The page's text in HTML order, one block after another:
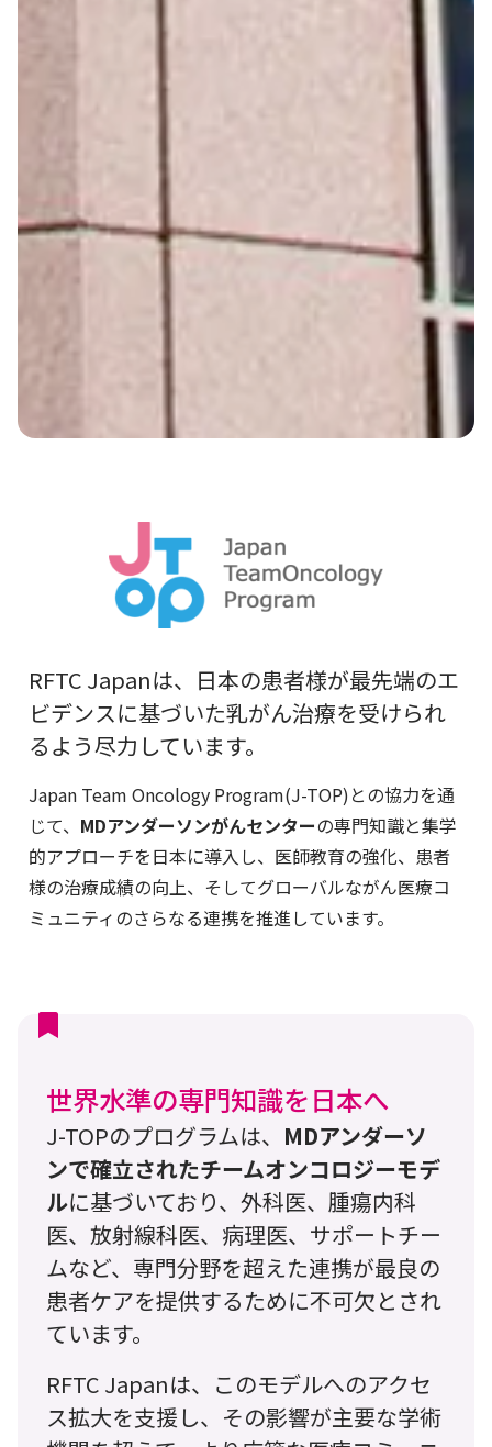
RFTC Japanは、日本の患者様が最先端のエ
ビデンスに基づいた乳がん治療を受けられ
るよう尽力しています。
Japan Team Oncology Program(J-TOP)との協力を通
じて、 MDアンダーソンがんセンターの専門知識と集学
的アプローチを日本に導入し、医師教育の強化、患者
様の治療成績の向上、そしてグローバルながん医療コ
ミュニティのさらなる連携を推進しています。
世界水準の専門知識を日本へ
J-TOPのプログラムは、 MDアンダーソ
ンで確立されたチームオンコロジーモデ
ルに基づいており、外科医、腫瘍内科
医、放射線科医、病理医、サポートチー
ムなど、専門分野を超えた連携が最良の
患者ケアを提供するために不可欠とされ
ています。
RFTC Japanは、このモデルへのアクセ
ス拡大を支援し、その影響が主要な学術